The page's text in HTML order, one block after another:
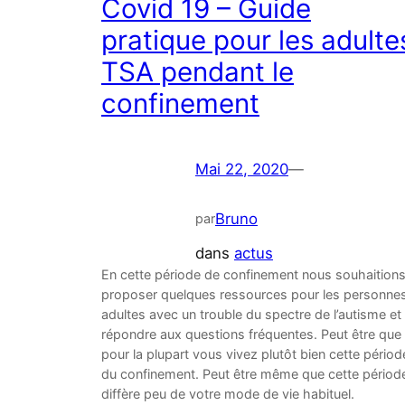
Covid 19 – Guide
pratique pour les
TSA pendant le
confinement
Mai 22, 2020—
parBruno
dans actus
En cette période de confinement nous souhaitions
proposer quelques ressources pour les
adultes avec un trouble du spectre de l’autisme et
répondre aux questions fréquentes. Peut être que
pour la plupart vous vivez plutôt bien cette
du confinement. Peut être même que cette
diffère peu de votre mode de vie habituel.